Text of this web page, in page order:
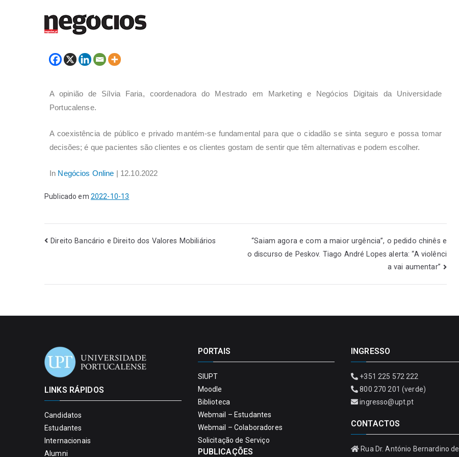
A opinião de Sílvia Faria, coordenadora do Mestrado em Marketing e Negócios Digitais da Universidade
Portucalense.
A coexistência de público e privado mantém-se fundamental para que o cidadão se sinta seguro e possa tomar
decisões; é que pacientes são clientes e os clientes gostam de sentir que têm alternativas e podem escolher.
In Negócios Online | 12.10.2022
Publicado em 2022-10-13
Direito Bancário e Direito dos Valores Mobiliários
“Saiam agora e com a maior urgência”, o pedido chinês e
o discurso de Peskov. Tiago André Lopes alerta: “A violênci
a vai aumentar”
LINKS RÁPIDOS
Candidatos
Estudantes
Internacionais
Alumni
PORTAIS
SIUPT
Moodle
Biblioteca
Webmail – Estudantes
Webmail – Colaboradores
Solicitação de Serviço
PUBLICAÇÕES
INGRESSO
+351 225 572 222
800 270 201 (verde)
ingresso@upt.pt
CONTACTOS
Rua Dr. António Bernardino de